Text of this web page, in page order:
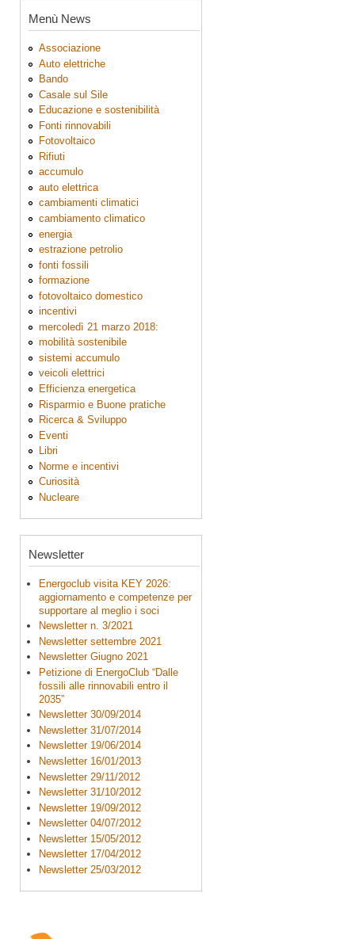
Menù News
Associazione
Auto elettriche
Bando
Casale sul Sile
Educazione e sostenibilità
Fonti rinnovabili
Fotovoltaico
Rifiuti
accumulo
auto elettrica
cambiamenti climatici
cambiamento climatico
energia
estrazione petrolio
fonti fossili
formazione
fotovoltaico domestico
incentivi
mercoledì 21 marzo 2018:
mobilità sostenibile
sistemi accumulo
veicoli elettrici
Efficienza energetica
Risparmio e Buone pratiche
Ricerca & Sviluppo
Eventi
Libri
Norme e incentivi
Curiosità
Nucleare
Newsletter
Energoclub visita KEY 2026:
aggiornamento e competenze per
supportare al meglio i soci
Newsletter n. 3/2021
Newsletter settembre 2021
Newsletter Giugno 2021
Petizione di EnergoClub “Dalle
fossili alle rinnovabili entro il
2035”
Newsletter 30/09/2014
Newsletter 31/07/2014
Newsletter 19/06/2014
Newsletter 16/01/2013
Newsletter 29/11/2012
Newsletter 31/10/2012
Newsletter 19/09/2012
Newsletter 04/07/2012
Newsletter 15/05/2012
Newsletter 17/04/2012
Newsletter 25/03/2012